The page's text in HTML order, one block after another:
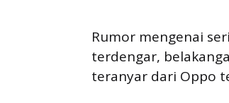
Rumor mengenai
terdengar,
teranyar dari Oppo